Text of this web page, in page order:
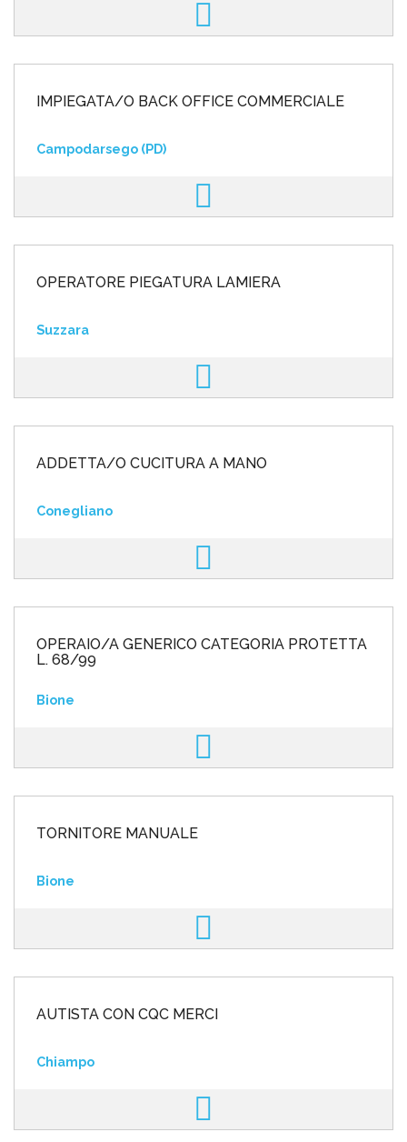
IMPIEGATA/O BACK OFFICE COMMERCIALE
Campodarsego (PD)
OPERATORE PIEGATURA LAMIERA
Suzzara
ADDETTA/O CUCITURA A MANO
Conegliano
OPERAIO/A GENERICO CATEGORIA PROTETTA
L. 68/99
Bione
TORNITORE MANUALE
Bione
AUTISTA CON CQC MERCI
Chiampo